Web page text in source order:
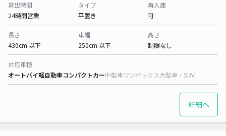
貸出時間
24時間営業
タイプ
平置き
再入庫
可
長さ
430cm 以下
車幅
250cm 以下
高さ
制限なし
対応車種
オートバイ軽自動車コンパクトカー中型車ワンボックス大型車・SUV
詳細へ